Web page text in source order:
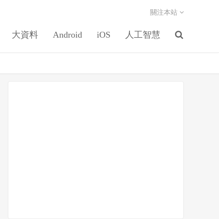
大資料 Android iOS 人工智慧
關注本站